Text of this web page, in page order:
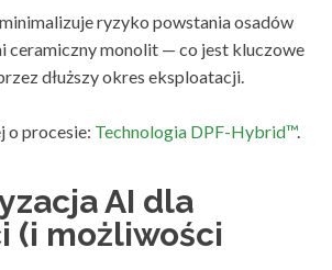
ryzyko powstania osadów
ceramiczny monolit — co jest kluczowe
dłuższy okres eksploatacji.
o procesie: Technologia DPF-Hybrid™.
AI dla
(i możliwości